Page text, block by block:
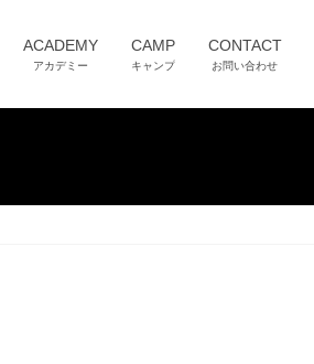
ACADEMY
アカデミー
CAMP
キャンプ
CONTACT
お問い合わせ